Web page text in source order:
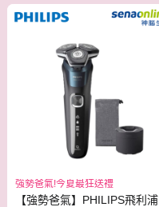
強勢爸氣!今夏最狂送禮
【強勢爸氣】PHILIPS飛利浦